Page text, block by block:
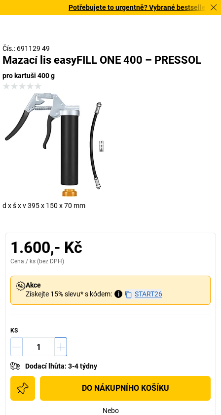
Potřebujete to urgentně? Vybrané bestsellery
Čís.: 691129 49
Mazací lis easyFILL ONE 400 – PRESSOL
pro kartuši 400 g
d x š x v 395 x 150 x 70 mm
1.600,- Kč
Cena / ks (bez DPH)
Akce
Získejte 15% slevu* s kódem:
i START26
KS
Dodací lhůta: 3-4 týdny
DO NÁKUPNÍHO KOŠÍKU
Nebo